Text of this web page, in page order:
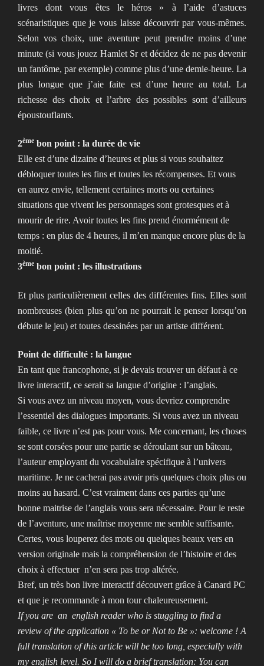
livres dont vous êtes le héros » à l’aide d’astuces
scénaristiques que je vous laisse découvrir par vous-mêmes.
Selon vos choix, une aventure peut prendre moins d’une
minute (si vous jouez Hamlet Sr et décidez de ne pas devenir
un fantôme, par exemple) comme plus d’une demie-heure. La
plus longue que j’aie faite est d’une heure au total. La
richesse des choix et l’arbre des possibles sont d’ailleurs
époustouflants.
2ème bon point : la durée de vie
Elle est d’une dizaine d’heures et plus si vous souhaitez
débloquer toutes les fins et toutes les récompenses. Et vous
en aurez envie, tellement certaines morts ou certaines
situations que vivent les personnages sont grotesques et à
mourir de rire. Avoir toutes les fins prend énormément de
temps : en plus de 4 heures, il m’en manque encore plus de la
moitié.
3ème bon point : les illustrations
Et plus particulièrement celles des différentes fins. Elles sont
nombreuses (bien plus qu’on ne pourrait le penser lorsqu’on
débute le jeu) et toutes dessinées par un artiste différent.
Point de difficulté : la langue
En tant que francophone, si je devais trouver un défaut à ce
livre interactif, ce serait sa langue d’origine : l’anglais.
Si vous avez un niveau moyen, vous devriez comprendre
l’essentiel des dialogues importants. Si vous avez un niveau
faible, ce livre n’est pas pour vous. Me concernant, les choses
se sont corsées pour une partie se déroulant sur un bâteau,
l’auteur employant du vocabulaire spécifique à l’univers
maritime. Je ne cacherai pas avoir pris quelques choix plus ou
moins au hasard. C’est vraiment dans ces parties qu’une
bonne maitrise de l’anglais vous sera nécessaire. Pour le reste
de l’aventure, une maîtrise moyenne me semble suffisante.
Certes, vous louperez des mots ou quelques beaux vers en
version originale mais la compréhension de l’histoire et des
choix à effectuer n’en sera pas trop altérée.
Bref, un très bon livre interactif découvert grâce à Canard PC
et que je recommande à mon tour chaleureusement.
If you are an english reader who is stuggling to find a
review of the application « To be or Not to Be »: welcome ! A
full translation of this article will be too long, especially with
my english level. So I will do a brief translation: You can